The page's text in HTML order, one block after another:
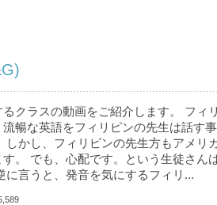
クラスの動画をご紹介します。 フィ
暢な英語をフィリピンの先生は話す
しかし、フィリピンの先生方もアメリ
。 でも、心配です。という生徒さん
に言うと、発音を気にするフィリ...